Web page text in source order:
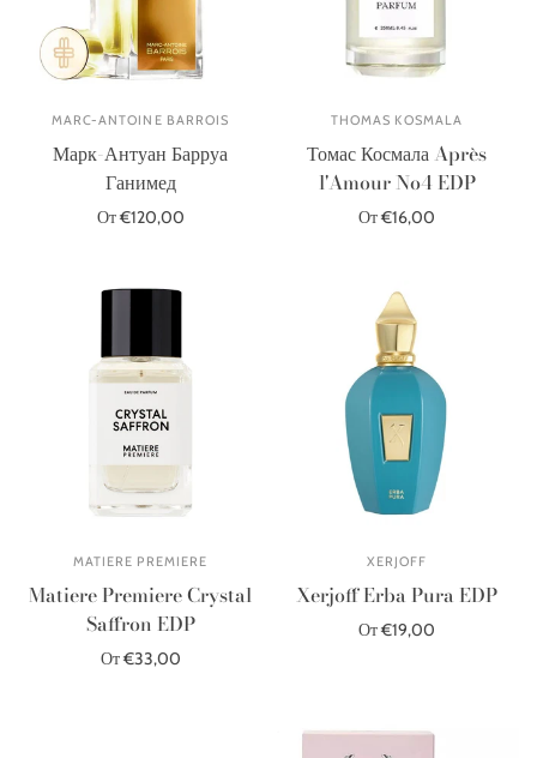
MARC-ANTOINE BARROIS
Марк-Антуан Барруа
Ганимед
От €120,00
THOMAS KOSMALA
Томас Космала Après
l'Amour No4 EDP
От €16,00
MATIERE PREMIERE
Matiere Premiere Crystal
Saffron EDP
От €33,00
XERJOFF
Xerjoff Erba Pura EDP
От €19,00